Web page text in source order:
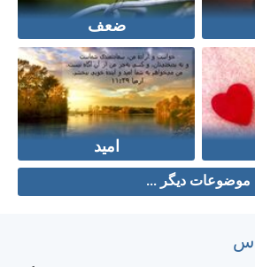
ضعف
امید
موضوعات دیگر ...